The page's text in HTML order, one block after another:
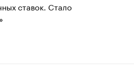
ставок. Стало